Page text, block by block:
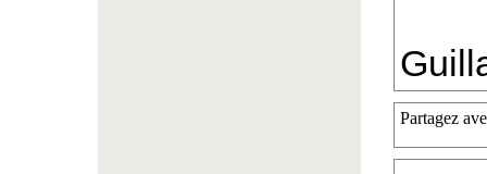
Partagez